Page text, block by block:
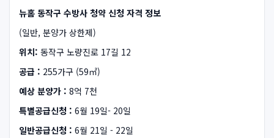
뉴홈 동작구 수방사 청약 신청 자격 정보
(일반, 분양가 상한제)
위치: 동작구 노량진로 17길 12
공급 : 255가구 (59㎡)
예상 분양가 : 8억 7천
특별공급신청 : 6월 19일- 20일
일반공급신청 : 6월 21일 - 22일